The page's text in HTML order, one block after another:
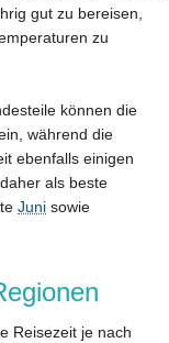
gut zu bereisen,
zu
können die
während die
ebenfalls einigen
als beste
Juni sowie
Reisezeit je nach